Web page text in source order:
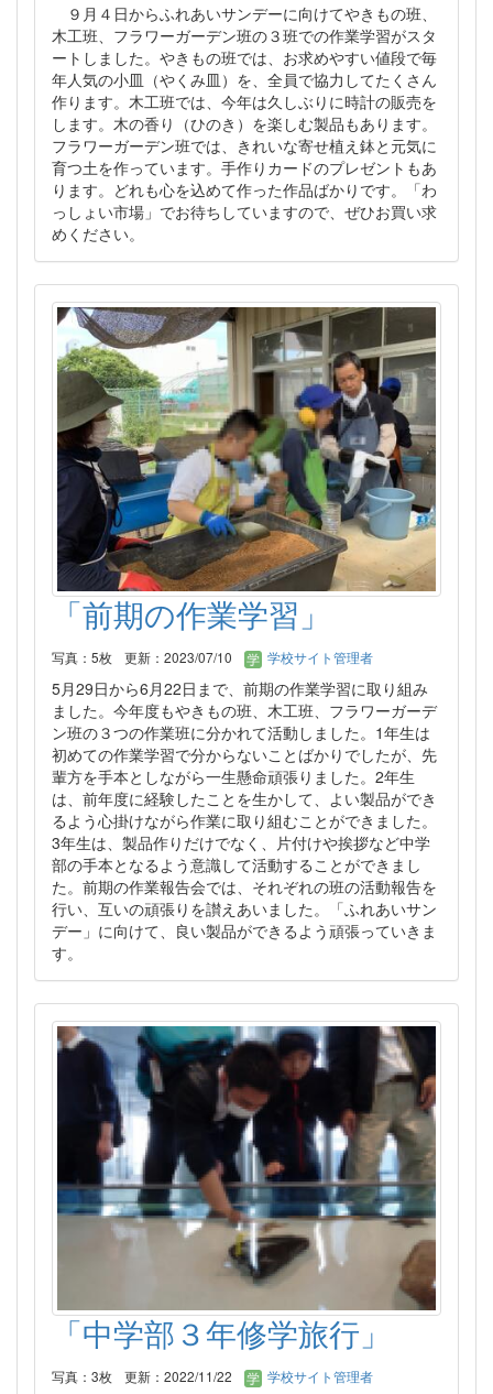
９月４日からふれあいサンデーに向けてやきもの班、
木工班、フラワーガーデン班の３班での作業学習がスタ
ートしました。やきもの班では、お求めやすい値段で毎
年人気の小皿（やくみ皿）を、全員で協力してたくさん
作ります。木工班では、今年は久しぶりに時計の販売を
します。木の香り（ひのき）を楽しむ製品もあります。
フラワーガーデン班では、きれいな寄せ植え鉢と元気に
育つ土を作っています。手作りカードのプレゼントもあ
ります。どれも心を込めて作った作品ばかりです。「わ
っしょい市場」でお待ちしていますので、ぜひお買い求
めください。
「前期の作業学習」
写真：5枚 更新：2023/07/10 学校サイト管理者
5月29日から6月22日まで、前期の作業学習に取り組み
ました。今年度もやきもの班、木工班、フラワーガーデ
ン班の３つの作業班に分かれて活動しました。1年生は
初めての作業学習で分からないことばかりでしたが、先
輩方を手本としながら一生懸命頑張りました。2年生
は、前年度に経験したことを生かして、よい製品ができ
るよう心掛けながら作業に取り組むことができました。
3年生は、製品作りだけでなく、片付けや挨拶など中学
部の手本となるよう意識して活動することができまし
た。前期の作業報告会では、それぞれの班の活動報告を
行い、互いの頑張りを讃えあいました。「ふれあいサン
デー」に向けて、良い製品ができるよう頑張っていきま
す。
「中学部３年修学旅行」
写真：3枚 更新：2022/11/22 学校サイト管理者